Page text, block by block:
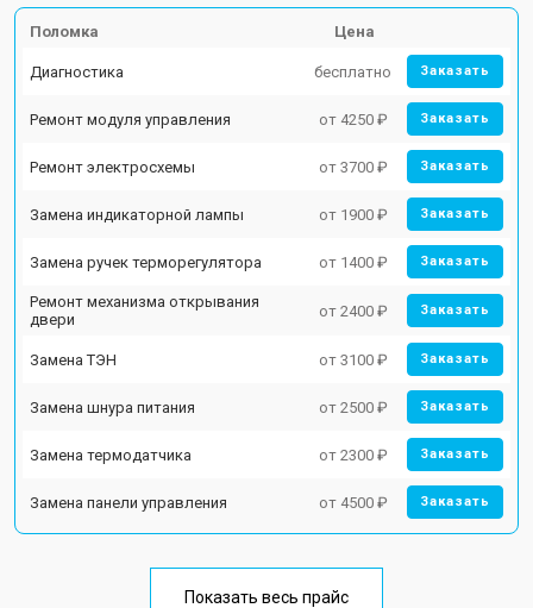
Поломка Цена
Диагностика бесплатно Заказать
Ремонт модуля управления от 4250 ₽ Заказать
Ремонт электросхемы от 3700 ₽ Заказать
Замена индикаторной лампы от 1900 ₽ Заказать
Замена ручек терморегулятора от 1400 ₽ Заказать
Ремонт механизма открывания
двери
от 2400 ₽ Заказать
Замена ТЭН от 3100 ₽ Заказать
Замена шнура питания от 2500 ₽ Заказать
Замена термодатчика от 2300 ₽ Заказать
Замена панели управления от 4500 ₽ Заказать
Показать весь прайс